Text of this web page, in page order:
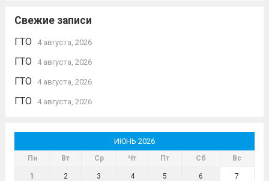
Свежие записи
ГТО 4 августа, 2026
ГТО 4 августа, 2026
ГТО 4 августа, 2026
ГТО 4 августа, 2026
ИЮНЬ 2026
Пн Вт Ср Чт Пт Сб Вс
1 2 3 4 5 6 7